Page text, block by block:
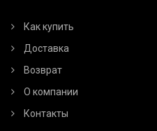
Как купить
Доставка
Возврат
О компании
Контакты